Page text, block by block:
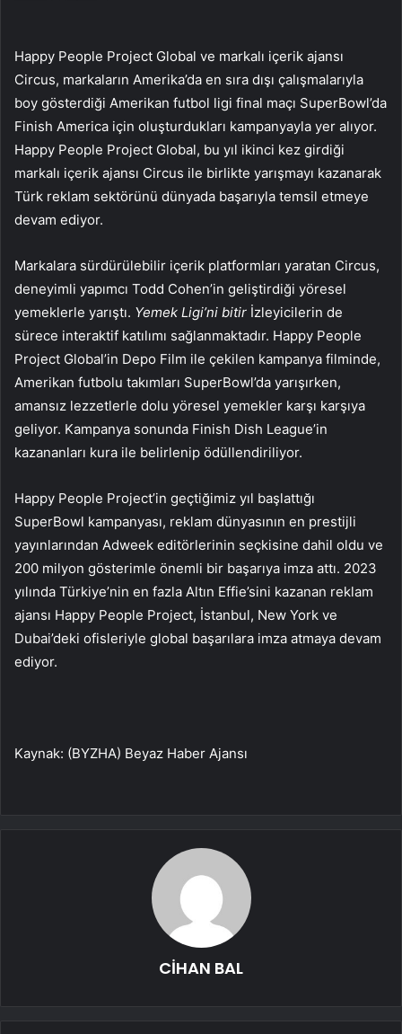
Happy People Project Global ve markalı içerik ajansı
Circus, markaların Amerika’da en sıra dışı çalışmalarıyla
boy gösterdiği Amerikan futbol ligi final maçı SuperBowl’da
Finish America için oluşturdukları kampanyayla yer alıyor.
Happy People Project Global, bu yıl ikinci kez girdiği
markalı içerik ajansı Circus ile birlikte yarışmayı kazanarak
Türk reklam sektörünü dünyada başarıyla temsil etmeye
devam ediyor.
Markalara sürdürülebilir içerik platformları yaratan Circus,
deneyimli yapımcı Todd Cohen’in geliştirdiği yöresel
yemeklerle yarıştı. Yemek Ligi’ni bitir İzleyicilerin de
sürece interaktif katılımı sağlanmaktadır. Happy People
Project Global’in Depo Film ile çekilen kampanya filminde,
Amerikan futbolu takımları SuperBowl’da yarışırken,
amansız lezzetlerle dolu yöresel yemekler karşı karşıya
geliyor. Kampanya sonunda Finish Dish League’in
kazananları kura ile belirlenip ödüllendiriliyor.
Happy People Project’in geçtiğimiz yıl başlattığı
SuperBowl kampanyası, reklam dünyasının en prestijli
yayınlarından Adweek editörlerinin seçkisine dahil oldu ve
200 milyon gösterimle önemli bir başarıya imza attı. 2023
yılında Türkiye’nin en fazla Altın Effie’sini kazanan reklam
ajansı Happy People Project, İstanbul, New York ve
Dubai’deki ofisleriyle global başarılara imza atmaya devam
ediyor.
Kaynak: (BYZHA) Beyaz Haber Ajansı
CİHAN BAL